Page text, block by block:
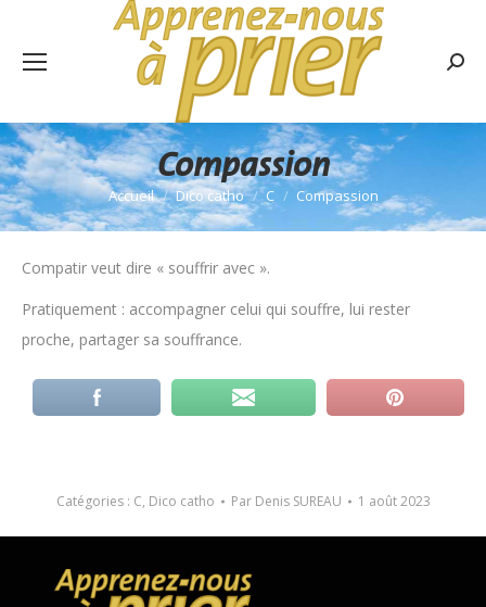
Compassion
Vous êtes ici :
Accueil Dico catho C Compassion
Compatir veut dire « souffrir avec ».
Pratiquement : accompagner celui qui souffre, lui rester
proche, partager sa souffrance.
Catégories : C, Dico catho Par Denis SUREAU 1 août 2023